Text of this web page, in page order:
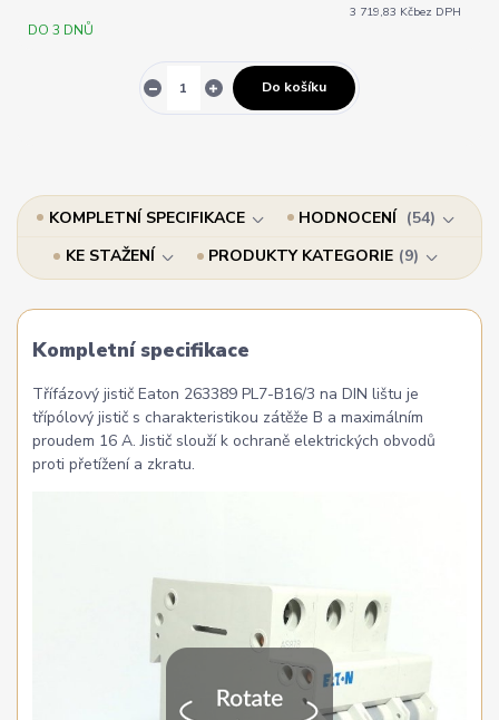
3 719,83 Kčbez DPH
DO 3 DNŮ
Do košíku
KOMPLETNÍ SPECIFIKACE HODNOCENÍ
54
KE STAŽENÍ
PRODUKTY KATEGORIE 9
Kompletní specifikace
Třífázový jistič Eaton 263389 PL7-B16/3 na DIN lištu je
třípólový jistič s charakteristikou zátěže B a maximálním
proudem 16 A. Jistič slouží k ochraně elektrických obvodů
proti přetížení a zkratu.